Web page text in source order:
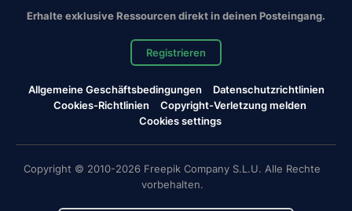
Erhalte exklusive Ressourcen direkt in deinen Posteingang.
Registrieren
Allgemeine Geschäftsbedingungen
Datenschutzrichtlinien
Cookies-Richtlinien
Copyright-Verletzung melden
Cookies settings
Copyright © 2010-2026 Freepik Company S.L.U. Alle Rechte
vorbehalten.